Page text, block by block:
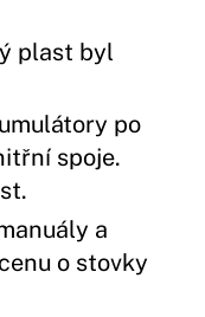
plast byl
po
spoje.
a
o stovky